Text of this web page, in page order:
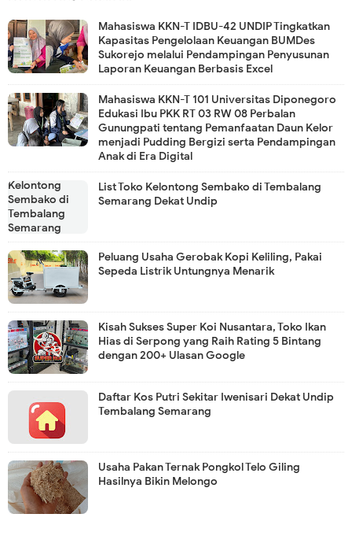
Mahasiswa KKN-T IDBU-42 UNDIP Tingkatkan
Kapasitas Pengelolaan Keuangan BUMDes
Sukorejo melalui Pendampingan Penyusunan
Laporan Keuangan Berbasis Excel
Mahasiswa KKN-T 101 Universitas Diponegoro
Edukasi Ibu PKK RT 03 RW 08 Perbalan
Gunungpati tentang Pemanfaatan Daun Kelor
menjadi Pudding Bergizi serta Pendampingan
Anak di Era Digital
List Toko Kelontong Sembako di Tembalang
Semarang Dekat Undip
Peluang Usaha Gerobak Kopi Keliling, Pakai
Sepeda Listrik Untungnya Menarik
Kisah Sukses Super Koi Nusantara, Toko Ikan
Hias di Serpong yang Raih Rating 5 Bintang
dengan 200+ Ulasan Google
Daftar Kos Putri Sekitar Iwenisari Dekat Undip
Tembalang Semarang
Usaha Pakan Ternak Pongkol Telo Giling
Hasilnya Bikin Melongo